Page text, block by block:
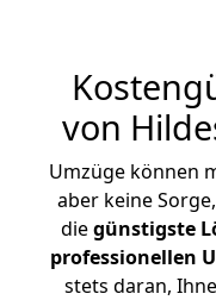
von
Umzüge können
aber keine
diegünstigste
professionellen
stets daran,